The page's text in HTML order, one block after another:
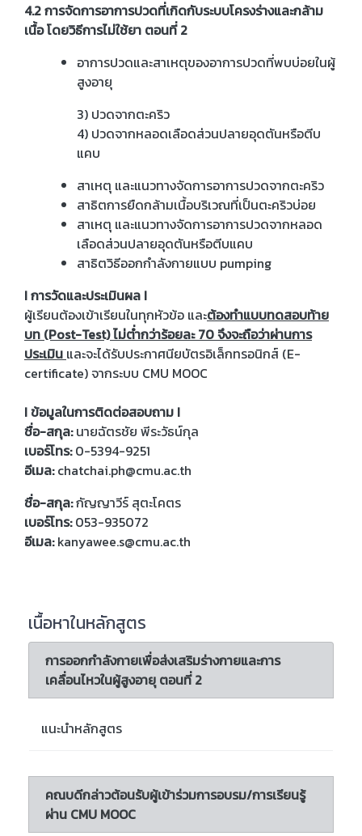
4.2 การจัดการอาการปวดที่เกิดกับระบบโครงร่างและกล้าม
เนื้อ โดยวิธีการไม่ใช้ยา ตอนที่ 2
อาการปวดและสาเหตุของอาการปวดที่พบบ่อยในผู้
สูงอายุ
3) ปวดจากตะคริว
4) ปวดจากหลอดเลือดส่วนปลายอุดตันหรือตีบ
แคบ
สาเหตุ และแนวทางจัดการอาการปวดจากตะคริว
สาธิตการยืดกล้ามเนื้อบริเวณที่เป็นตะคริวบ่อย
สาเหตุ และแนวทางจัดการอาการปวดจากหลอด
เลือดส่วนปลายอุดตันหรือตีบแคบ
สาธิตวิธีออกกำลังกายแบบ pumping
I การวัดและประเมินผล I
ผู้เรียนต้องเข้าเรียนในทุกหัวข้อ และต้องทำแบบทดสอบท้าย
บท (Post-Test) ไม่ต่ำกว่าร้อยละ 70 จึงจะถือว่าผ่านการ
ประเมิน และจะได้รับประกาศนียบัตรอิเล็กทรอนิกส์ (E-
certificate) จากระบบ CMU MOOC
I ข้อมูลในการติดต่อสอบถาม I
ชื่อ-สกุล:นายฉัตรชัย พีระวัธน์กุล
เบอร์โทร:0-5394-9251
อีเมล:chatchai.ph@cmu.ac.th
ชื่อ-สกุล:กัญญาวีร์ สุตะโคตร
เบอร์โทร:053-935072
อีเมล:kanyawee.s@cmu.ac.th
เนื้อหาในหลักสูตร
การออกกำลังกายเพื่อส่งเสริมร่างกายและการ
เคลื่อนไหวในผู้สูงอายุ ตอนที่ 2
แนะนำหลักสูตร
คณบดีกล่าวต้อนรับผู้เข้าร่วมการอบรม/การเรียนรู้
ผ่าน CMU MOOC